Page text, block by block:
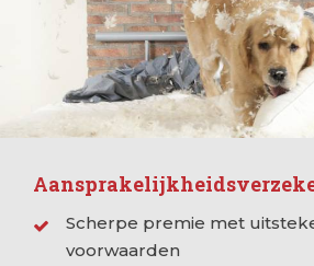
Scherpe premie met
voorwaarden